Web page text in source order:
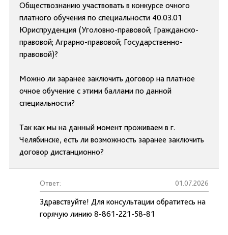
Обществознанию участвовать в конкурсе очного
платного обучения по специальности 40.03.01
Юриспруденция (Уголовно-правовой; Гражданско-
правовой; Аграрно-правовой; Государственно-
правовой)?
Можно ли заранее заключить договор на платное
очное обучение с этими баллами по данной
специальности?
Так как мы на данный момент проживаем в г.
Челябинске, есть ли возможность заранее заключить
договор дистанционно?
Ответ: 01.07.2026
Здравствуйте! Для консультации обратитесь на
горячую линию 8-861-221-58-81